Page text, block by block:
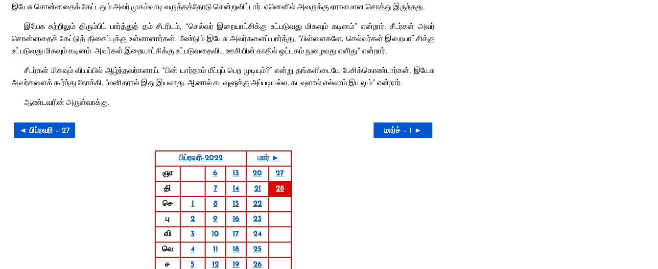
இயேசு சொன்னதைக் கேட்டதும் அவர் முகம்வாடி வருத்தத்தோடு சென்றுவிட்டார். ஏனெனில் அவருக்கு ஏராளமான சொத்து இருந்தது.
இயேசு சுற்றிலும் திரும்பிப் பார்த்துத் தம் சீடரிடம், “செல்வர் இறையாட்சிக்கு உட்படுவது மிகவும் கடினம்” என்றார். சீடர்கள் அவர்
சொன்னதைக் கேட்டுத் திகைப்புக்கு உள்ளானார்கள். மீண்டும் இயேசு அவர்களைப் பார்த்து, “பிள்ளைகளே, செல்வர்கள் இறையாட்சிக்கு
உட்படுவது மிகவும் கடினம். அவர்கள் இறையாட்சிக்கு உட்படுவதைவிட ஊசியின் காதில் ஒட்டகம் நுழைவது எளிது” என்றார்.
சீடர்கள் மிகவும் வியப்பில் ஆழ்ந்தவர்களாய், “பின் யார்தாம் மீட்புப் பெற முடியும்?” என்று தங்களிடையே பேசிக்கொண்டார்கள். இயேசு
அவர்களைக் கூர்ந்து நோக்கி, “மனிதரால் இது இயலாது. ஆனால் கடவுளுக்கு அப்படியல்ல, கடவுளால் எல்லாம் இயலும்” என்றார்.
ஆண்டவரின் அருள்வாக்கு.
◄ பிப்ரவரி – 27 மார்ச் – 1 ►
பிப்ரவரி-2022
மார் ►
ஞா
6 13 20
27
தி
7 14 21
28
செ
1 8 15
22
பு
2 9 16
23
வி
3 10 17
24
வெ
4 11 18
25
ச
5 12 19
26